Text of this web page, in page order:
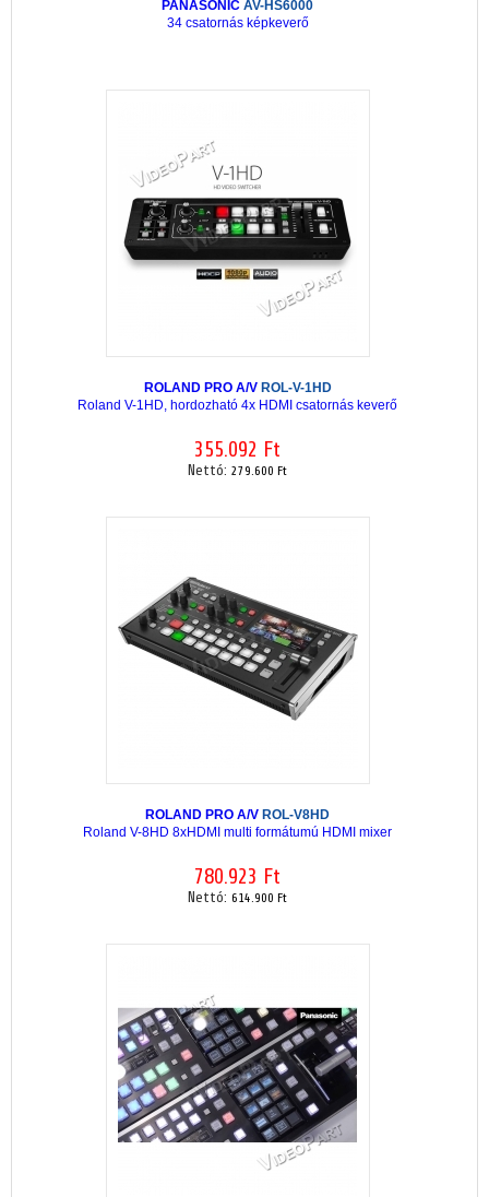
PANASONIC AV-HS6000
34 csatornás képkeverő
ROLAND PRO A/V ROL-V-1HD
Roland V-1HD, hordozható 4x HDMI csatornás keverő
355.092 Ft
Nettó: 279.600 Ft
ROLAND PRO A/V ROL-V8HD
Roland V-8HD 8xHDMI multi formátumú HDMI mixer
780.923 Ft
Nettó: 614.900 Ft